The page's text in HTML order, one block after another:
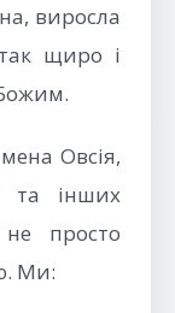
виросла
щиро і
Овсія,
та інших
просто
Ми: